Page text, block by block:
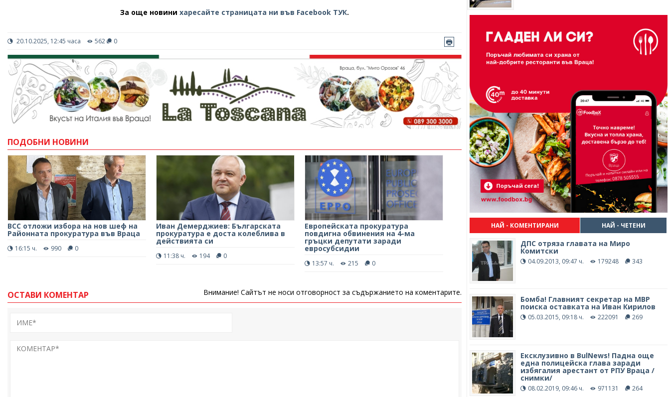
За още новинихаресайте страницата ни във Facebook ТУК.
20.10.2025, 12:45 часа 562 0
ПОДОБНИ НОВИНИ
ВСС отложи избора на нов шеф на
Районната прокуратура във Враца
16:15 ч. 990 0
Иван Демерджиев: Българската
прокуратура е доста колеблива в
действията си
11:38 ч. 194 0
Европейската прокуратура
повдигна обвинения на 4-ма
гръцки депутати заради
евросубсидии
13:57 ч. 215 0
ОСТАВИ КОМЕНТАР Внимание! Сайтът не носи отговорност за съдържанието на коментарите.
НАЙ - КОМЕНТИРАНИ НАЙ - ЧЕТЕНИ
ДПС отряза главата на Миро
Комитски
04.09.2013, 09:47 ч. 179248 343
Бомба! Главният секретар на МВР
поиска оставката на Иван Кирилов
05.03.2015, 09:18 ч. 222091 269
Ексклузивно в BulNews! Падна още
една полицейска глава заради
избягалия арестант от РПУ Враца /
снимки/
08.02.2019, 09:46 ч. 971131 264